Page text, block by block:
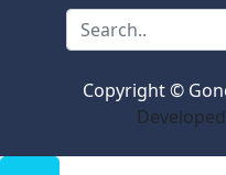
Copyright ©